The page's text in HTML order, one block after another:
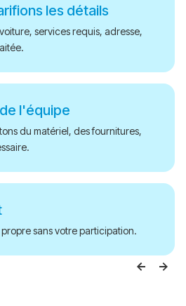
les détails
services requis, adresse,
l'équipe
du matériel, des fournitures,
sans votre participation.